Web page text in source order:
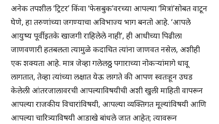
अनेक तपशील ‘ट्रिटर’ किंवा ‘फेसबुक’वरच्या आपल्या ‘मित्रां’सोबत वाटून
घेणे, हा तरुणांच्या जगण्याचा अविभाज्य भाग बनतो आहे. ‘आपले
आयुष्य पूर्वीइतके खाजगी राहिलेले नाही’, ही आधीच्या पिढीला
जाणवणारी हतबलता त्यामुळे कदाचित त्यांना जाणवत नसेल, अशीही
एक शक्यता आहे. मात्र जेव्हा गलेलठ्ठ पगाराच्या नोकऱ्यांमागे धावू
लागतात, तेव्हा त्यांच्या लक्षात येऊ लागते की आपण स्वतःहून उघड
केलेली आंतरजालावरची आपल्याविषयीची अशी खुली माहिती वापरून
आपल्या राजकीय विचारांविषयी, आपल्या व्यक्तिगत मूल्यांविषयी आणि
आपल्या चारित्र्याविषयी आडाखे बांधले जात आहेत; त्यावरून